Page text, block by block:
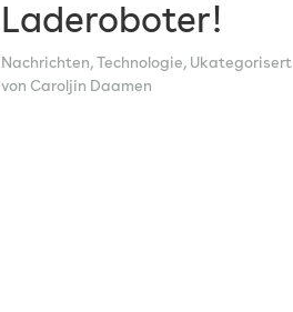
Laderoboter!
Nachrichten, Technologie, Ukategorisert
von Caroljin Daamen